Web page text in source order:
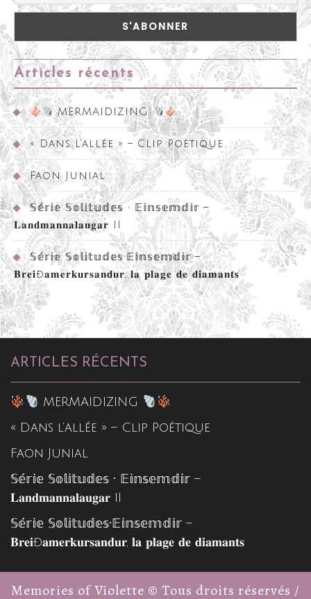
Articles récents
MERMAIDIZING
« Dans l’allée » – Clip Poétique
Faon Junial
𝕊𝕖́𝕣𝕚𝕖 𝕊𝕠𝕝𝕚𝕥𝕦𝕕𝕖𝕤 • 𝔼𝕚𝕟𝕤𝕖𝕞𝕕𝕚𝕣 –
𝐋𝐚𝐧𝐝𝐦𝐚𝐧𝐧𝐚𝐥𝐚𝐮𝐠𝐚𝐫 II
𝕊𝕖́𝕣𝕚𝕖 𝕊𝕠𝕝𝕚𝕥𝕦𝕕𝕖𝕤•𝔼𝕚𝕟𝕤𝕖𝕞𝕕𝕚𝕣 –
𝐁𝐫𝐞𝐢ð𝐚𝐦𝐞𝐫𝐤𝐮𝐫𝐬𝐚𝐧𝐝𝐮𝐫, 𝐥𝐚 𝐩𝐥𝐚𝐠𝐞 𝐝𝐞 𝐝𝐢𝐚𝐦𝐚𝐧𝐭𝐬
ARTICLES RÉCENTS
MERMAIDIZING
« Dans l’allée » – Clip Poétique
Faon Junial
𝕊𝕖́𝕣𝕚𝕖 𝕊𝕠𝕝𝕚𝕥𝕦𝕕𝕖𝕤 • 𝔼𝕚𝕟𝕤𝕖𝕞𝕕𝕚𝕣 –
𝐋𝐚𝐧𝐝𝐦𝐚𝐧𝐧𝐚𝐥𝐚𝐮𝐠𝐚𝐫 II
𝕊𝕖́𝕣𝕚𝕖 𝕊𝕠𝕝𝕚𝕥𝕦𝕕𝕖𝕤•𝔼𝕚𝕟𝕤𝕖𝕞𝕕𝕚𝕣 –
𝐁𝐫𝐞𝐢ð𝐚𝐦𝐞𝐫𝐤𝐮𝐫𝐬𝐚𝐧𝐝𝐮𝐫, 𝐥𝐚 𝐩𝐥𝐚𝐠𝐞 𝐝𝐞 𝐝𝐢𝐚𝐦𝐚𝐧𝐭𝐬
Memories of Violette © Tous droits réservés /